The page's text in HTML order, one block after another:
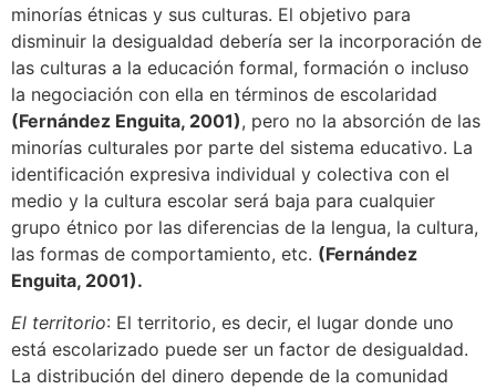
minorías étnicas y sus culturas. El objetivo para
disminuir la desigualdad debería ser la incorporación de
las culturas a la educación formal, formación o incluso
la negociación con ella en términos de escolaridad
(Fernández Enguita, 2001), pero no la absorción de las
minorías culturales por parte del sistema educativo. La
identificación expresiva individual y colectiva con el
medio y la cultura escolar será baja para cualquier
grupo étnico por las diferencias de la lengua, la cultura,
las formas de comportamiento, etc. (Fernández
Enguita, 2001).
El territorio: El territorio, es decir, el lugar donde uno
está escolarizado puede ser un factor de desigualdad.
La distribución del dinero depende de la comunidad